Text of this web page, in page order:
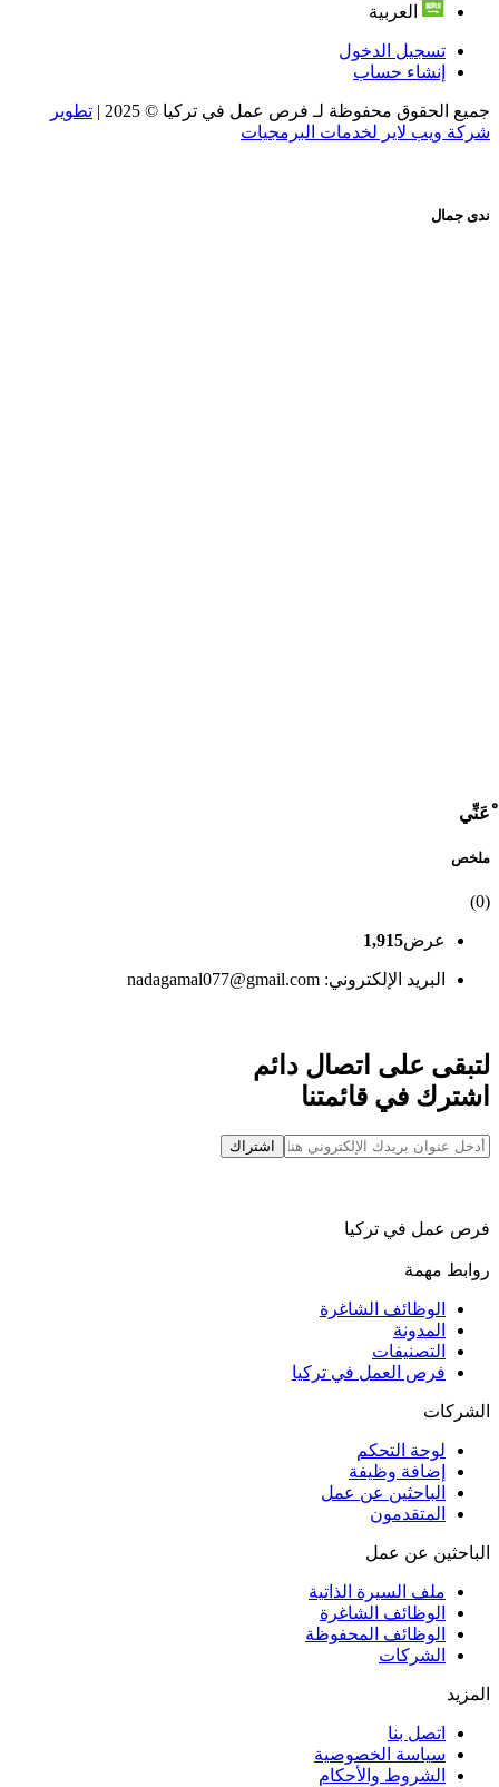
العربية
تسجيل الدخول
إنشاء حساب
جميع الحقوق محفوظة لـ فرص عمل في تركيا © 2025 |
تطوير
شركة ويب لاير لخدمات البرمجيات
ندى جمال
ْعَنِّي
ملخص
(
0
)
عرض1,915
البريد الإلكتروني: nadagamal077@gmail.com
لتبقى على اتصال دائم
اشترك في قائمتنا
اشتراك
فرص عمل في تركيا
روابط مهمة
الوظائف الشاغرة
المدونة
التصنيفات
فرص العمل في تركيا
الشركات
لوحة التحكم
إضافة وظيفة
الباحثين عن عمل
المتقدمون
الباحثين عن عمل
ملف السيرة الذاتية
الوظائف الشاغرة
الوظائف المحفوظة
الشركات
المزيد
اتصل بنا
سياسة الخصوصية
الشروط والأحكام